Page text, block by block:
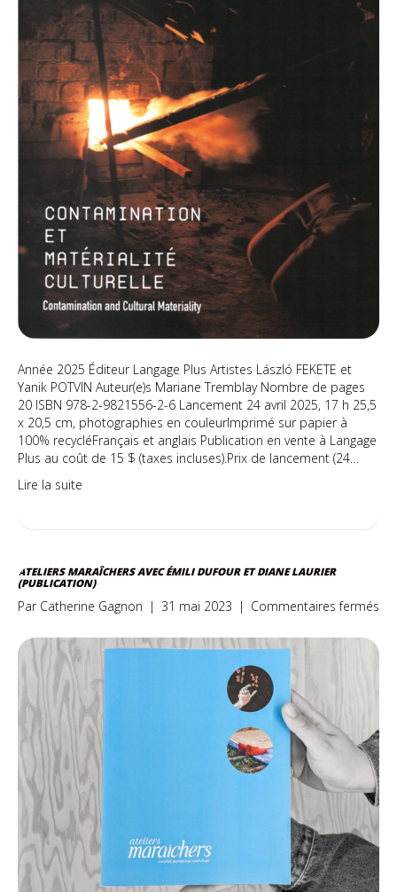
et
Année 2025 Éditeur Langage Plus Artistes László FEKETE et
Yanik POTVIN Auteur(e)s Mariane Tremblay Nombre de pages
20 ISBN 978-2-9821556-2-6 Lancement 24 avril 2025, 17 h 25,5
x 20,5 cm, photographies en couleurImprimé sur papier à
100% recycléFrançais et anglais Publication en vente à Langage
Plus au coût de 15 $ (taxes incluses).Prix de lancement (24…
Lire la suite
ATELIERS MARAÎCHERS AVEC ÉMILI DUFOUR ET DIANE LAURIER
(PUBLICATION)
Par Catherine Gagnon | 31 mai 2023 | Commentaires fermés